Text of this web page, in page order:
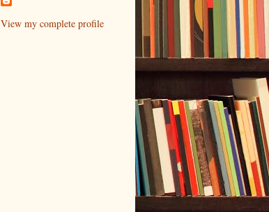
View my complete profile